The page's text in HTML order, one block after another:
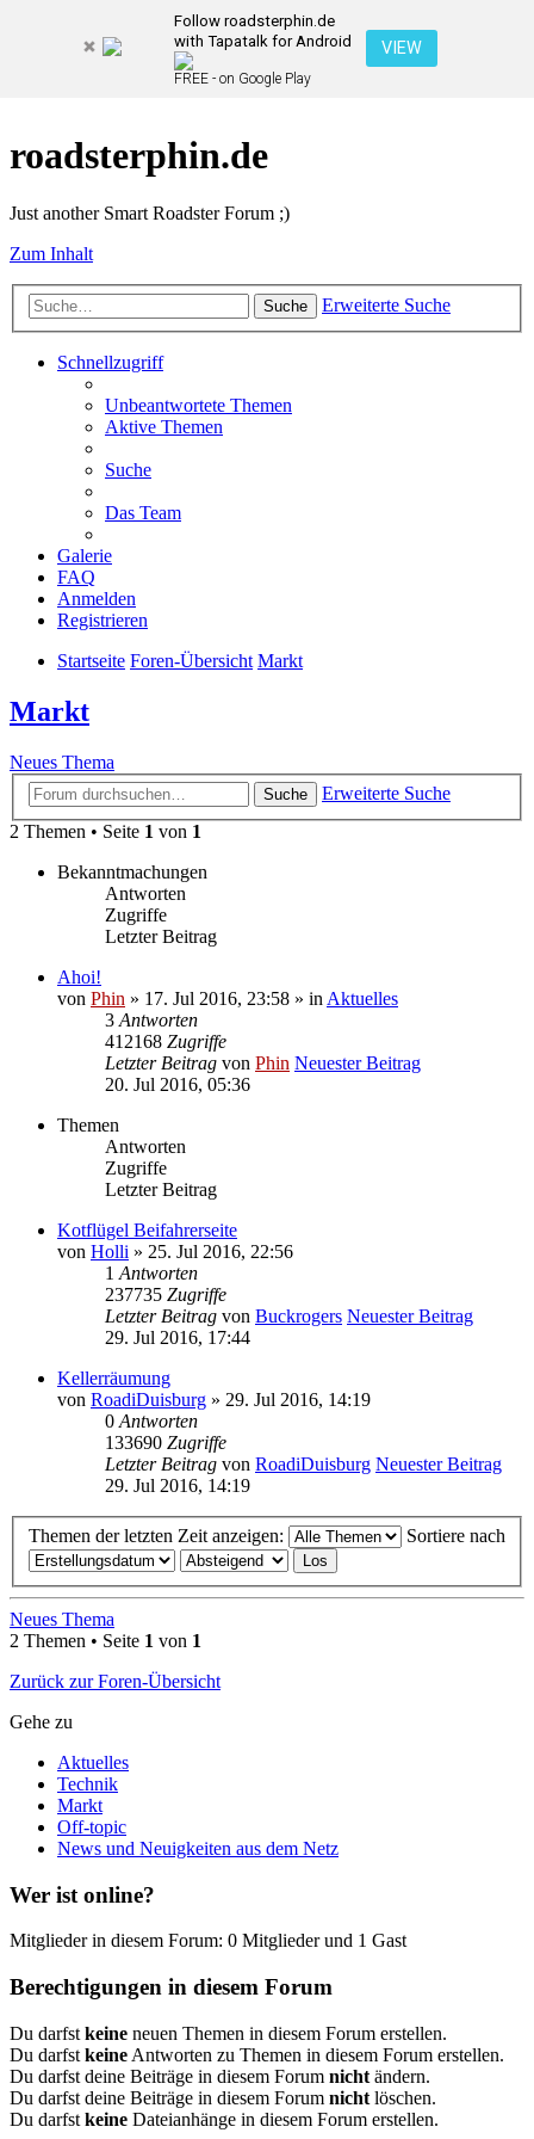
Follow roadsterphin.de
with Tapatalk for Android
FREE - on Google Play
VIEW
roadsterphin.de
Just another Smart Roadster Forum ;)
Zum Inhalt
Suche Erweiterte Suche
Schnellzugriff
Unbeantwortete Themen
Aktive Themen
Suche
Das Team
Galerie
FAQ
Anmelden
Registrieren
Startseite Foren-Übersicht Markt
Markt
Neues Thema
Suche
Erweiterte Suche
2 Themen • Seite 1 von 1
Bekanntmachungen
Antworten
Zugriffe
Letzter Beitrag
Ahoi!
von Phin » 17. Jul 2016, 23:58 » in Aktuelles
3 Antworten
412168 Zugriffe
Letzter Beitrag von Phin Neuester Beitrag
20. Jul 2016, 05:36
Themen
Antworten
Zugriffe
Letzter Beitrag
Kotflügel Beifahrerseite
von Holli » 25. Jul 2016, 22:56
1 Antworten
237735 Zugriffe
Letzter Beitrag von Buckrogers Neuester Beitrag
29. Jul 2016, 17:44
Kellerräumung
von RoadiDuisburg » 29. Jul 2016, 14:19
0 Antworten
133690 Zugriffe
Letzter Beitrag von RoadiDuisburg Neuester Beitrag
29. Jul 2016, 14:19
Themen der letzten Zeit anzeigen: Sortiere nach
Neues Thema
2 Themen • Seite 1 von 1
Zurück zur Foren-Übersicht
Gehe zu
Aktuelles
Technik
Markt
Off-topic
News und Neuigkeiten aus dem Netz
Wer ist online?
Mitglieder in diesem Forum: 0 Mitglieder und 1 Gast
Berechtigungen in diesem Forum
Du darfst keine neuen Themen in diesem Forum erstellen.
Du darfst keine Antworten zu Themen in diesem Forum erstellen.
Du darfst deine Beiträge in diesem Forum nicht ändern.
Du darfst deine Beiträge in diesem Forum nicht löschen.
Du darfst keine Dateianhänge in diesem Forum erstellen.